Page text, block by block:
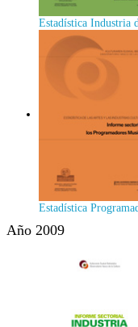
Estadística Industria
Estadística
Año 2009